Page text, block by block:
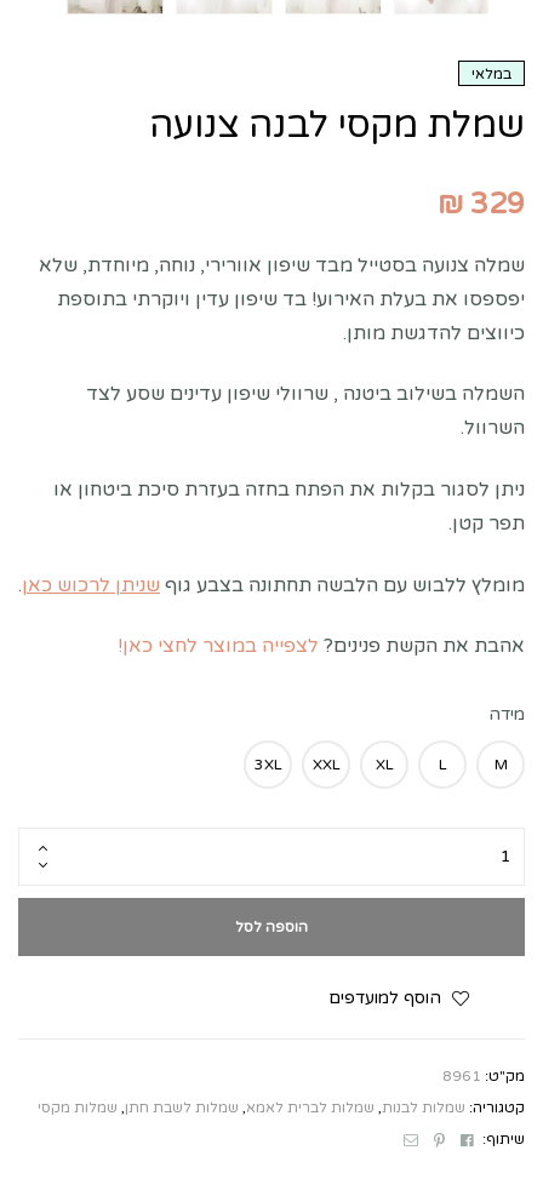
במלאי
שמלת מקסי לבנה צנועה
₪ 329
שמלה צנועה בסטייל מבד שיפון אוורירי, נוחה, מיוחדת, שלא
יפספסו את בעלת האירוע! בד שיפון עדין ויוקרתי בתוספת
כיווצים להדגשת מותן.
השמלה בשילוב ביטנה , שרוולי שיפון עדינים שסע לצד
השרוול.
ניתן לסגור בקלות את הפתח בחזה בעזרת סיכת ביטחון או
תפר קטן.
מומלץ ללבוש עם הלבשה תחתונה בצבע גוף שניתן לרכוש כאן.
אהבת את הקשת פנינים? לצפייה במוצר לחצי כאן!
מידה
M
L
XL
XXL
3XL
הוספה לסל
הוסף למועדפים
מק"ט: 8961
קטגוריה: שמלות לבנות, שמלות לברית לאמא, שמלות לשבת חתן, שמלות מקסי
שיתוף:
Facebook
Pinterest
Email